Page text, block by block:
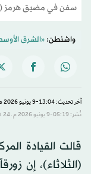
سفن في مضيق هرمز
واشنطن:«الشرق
آخر تحديث: 13:04-9 يونيو 2026 م ـ 24 ذو الحِجّة 1447 هـ
نُشر: 05:19-9 يونيو 2026 م ـ 24 ذو الحِجّة 1447 هـ
​قالت القيادة
‌(الثلاثاء)، ​إن